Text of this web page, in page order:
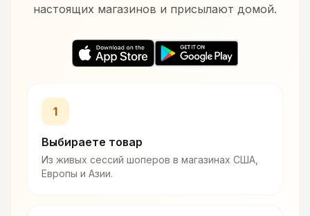
настоящих магазинов и присылают домой.
1
Выбираете товар
Из живых сессий шоперов в магазинах США,
Европы и Азии.